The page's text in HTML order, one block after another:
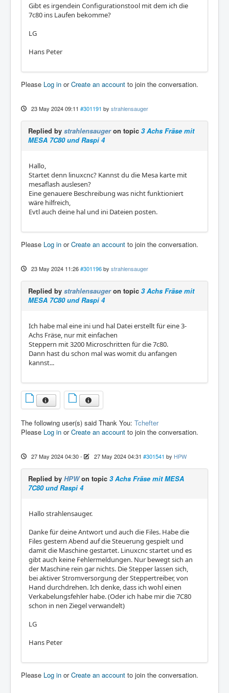
Gibt es irgendein Configurationstool mit dem ich die
7c80 ins Laufen bekomme?
LG
Hans Peter
Please Log in orCreate an account to join the conversation.
23 May 2024 09:11 #301191 by strahlensauger
Replied by strahlensaugeron topic 3 Achs Fräse mit
MESA 7C80 und Raspi 4
Hallo,
Startet denn linuxcnc? Kannst du die Mesa karte mit
mesaflash auslesen?
Eine genauere Beschreibung was nicht funktioniert
wäre hilfreich,
Evtl auch deine hal und ini Dateien posten.
Please Log in orCreate an account to join the conversation.
23 May 2024 11:26 #301196 by strahlensauger
Replied by strahlensaugeron topic 3 Achs Fräse mit
MESA 7C80 und Raspi 4
Ich habe mal eine ini und hal Datei erstellt für eine 3-
Achs Fräse, nur mit einfachen
Steppern mit 3200 Microschritten für die 7c80.
Dann hast du schon mal was womit du anfangen
kannst...
The following user(s) said Thank You: Tchefter
Please Log in orCreate an account to join the conversation.
27 May 2024 04:30- 27 May 2024 04:31 #301541 by HPW
Replied by HPWon topic 3 Achs Fräse mit MESA
7C80 und Raspi 4
Hallo strahlensauger.
Danke für deine Antwort und auch die Files. Habe die
Files gestern Abend auf die Steuerung gespielt und
damit die Maschine gestartet. Linuxcnc startet und es
gibt auch keine Fehlermeldungen. Nur bewegt sich an
der Maschine rein gar nichts. Die Stepper lassen sich,
bei aktiver Stromversorgung der Steppertreiber, von
Hand durchdrehen. Ich denke, dass ich wohl einen
Verkabelungsfehler habe. (Oder ich habe mir die 7C80
schon in nen Ziegel verwandelt)
LG
Hans Peter
Please Log in orCreate an account to join the conversation.